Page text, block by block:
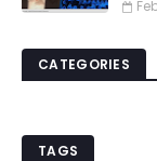
CATEGORIES
TAGS